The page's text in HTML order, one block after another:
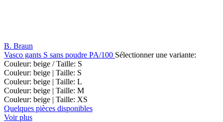
B. Braun
Vasco gants S sans poudre PA/100 Sélectionner une variante:
Couleur: beige / Taille: S
Couleur: beige | Taille: S
Couleur: beige | Taille: L
Couleur: beige | Taille: M
Couleur: beige | Taille: XS
Quelques pièces disponibles
Voir plus